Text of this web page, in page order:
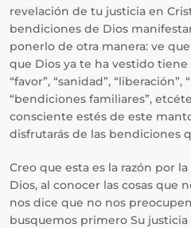
revelación de tu justicia en
bendiciones de Dios
ponerlo de otra manera: ve
que Dios ya te ha vestido
“favor”, “sanidad”, “liberación”,
“bendiciones familiares”,
consciente estés de este
disfrutarás de las bendiciones
Creo que esta es la razón por
Dios, al conocer las cosas que
nos dice que no nos
busquemos primero Su justicia